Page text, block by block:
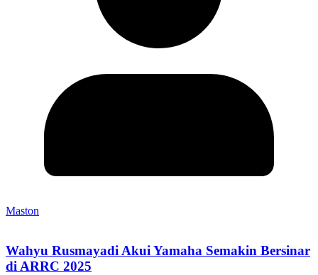
Maston
Wahyu Rusmayadi Akui Yamaha Semakin Bersinar
di ARRC 2025